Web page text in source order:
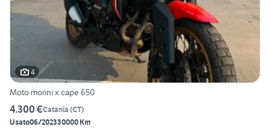
4
Moto morini x cape 650
4.300 €Catania (CT)
Usato06/202330000 Km